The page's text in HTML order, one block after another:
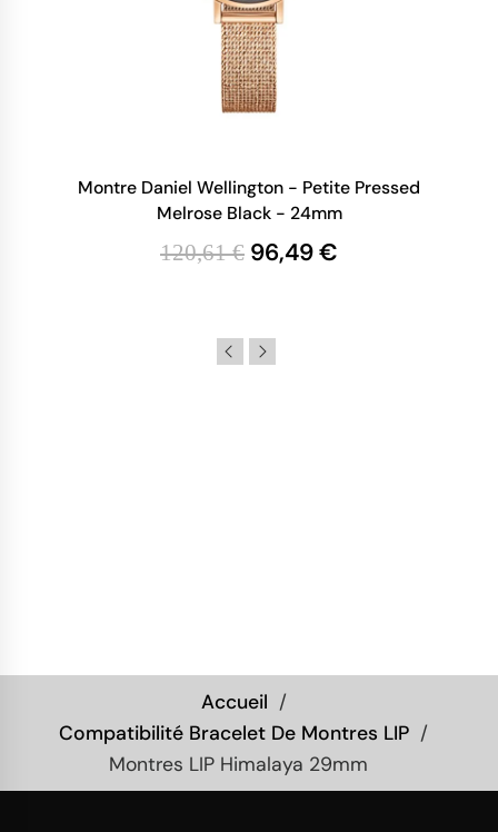
Montre Daniel Wellington - Petite Pressed
Melrose Black - 24mm
120,61 € 96,49 €
Accueil
Compatibilité Bracelet De Montres LIP
Montres LIP Himalaya 29mm